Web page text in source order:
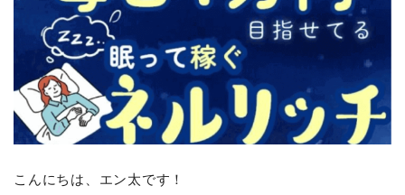
こんにちは、エン太です！